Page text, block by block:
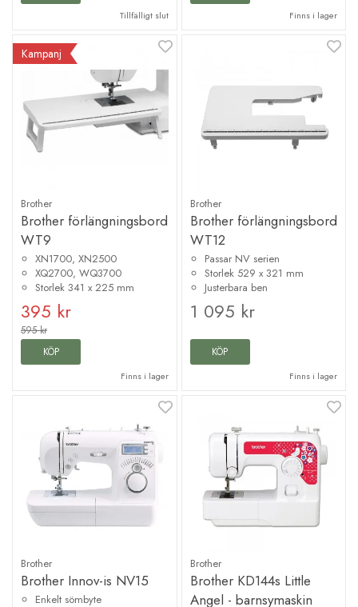
Tillfälligt slut Finns i lager
Kampanj
Brother
Brother förlängningsbord
WT9
XN1700, XN2500
XQ2700, WQ3700
Storlek 341 x 225 mm
395 kr
595 kr
KÖP
Finns i lager
Brother
Brother förlängningsbord
WT12
Passar NV serien
Storlek 529 x 321 mm
Justerbara ben
1 095 kr
KÖP
Finns i lager
Brother
Brother Innov-is NV15
Enkelt sömbyte
Brother
Brother KD144s Little
Angel - barnsymaskin